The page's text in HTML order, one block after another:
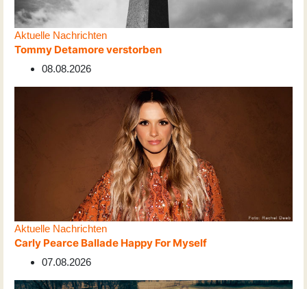
Aktuelle Nachrichten
Tommy Detamore verstorben
08.08.2026
Aktuelle Nachrichten
Carly Pearce Ballade Happy For Myself
07.08.2026